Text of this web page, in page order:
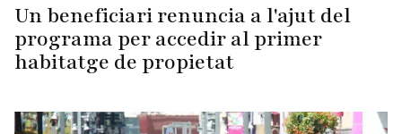
Un beneficiari renuncia a l'ajut del
programa per accedir al primer
habitatge de propietat